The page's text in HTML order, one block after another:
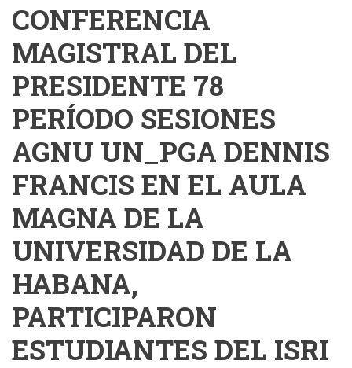
CONFERENCIA
MAGISTRAL DEL
PRESIDENTE 78
PERÍODO SESIONES
AGNU UN_PGA DENNIS
FRANCIS EN EL AULA
MAGNA DE LA
UNIVERSIDAD DE LA
HABANA,
PARTICIPARON
ESTUDIANTES DEL ISRI